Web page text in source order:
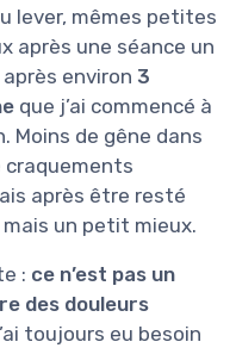
lever, mêmes petites
après une séance un
environ 3
que j’ai commencé à
Moins de gêne dans
craquements
après être resté
un petit mieux.
: ce n’est pas un
des douleurs
toujours eu besoin